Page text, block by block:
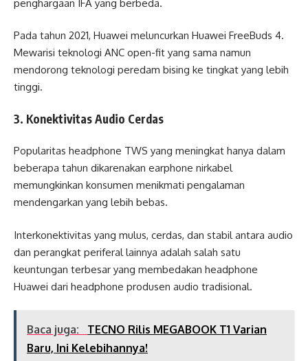
penghargaan IFA yang berbeda.
Pada tahun 2021, Huawei meluncurkan Huawei FreeBuds 4.
Mewarisi teknologi ANC open-fit yang sama namun
mendorong teknologi peredam bising ke tingkat yang lebih
tinggi.
3. Konektivitas Audio Cerdas
Popularitas headphone TWS yang meningkat hanya dalam
beberapa tahun dikarenakan earphone nirkabel
memungkinkan konsumen menikmati pengalaman
mendengarkan yang lebih bebas.
Interkonektivitas yang mulus, cerdas, dan stabil antara audio
dan perangkat periferal lainnya adalah salah satu
keuntungan terbesar yang membedakan headphone
Huawei dari headphone produsen audio tradisional.
Baca juga:
TECNO Rilis MEGABOOK T1 Varian
Baru, Ini Kelebihannya!